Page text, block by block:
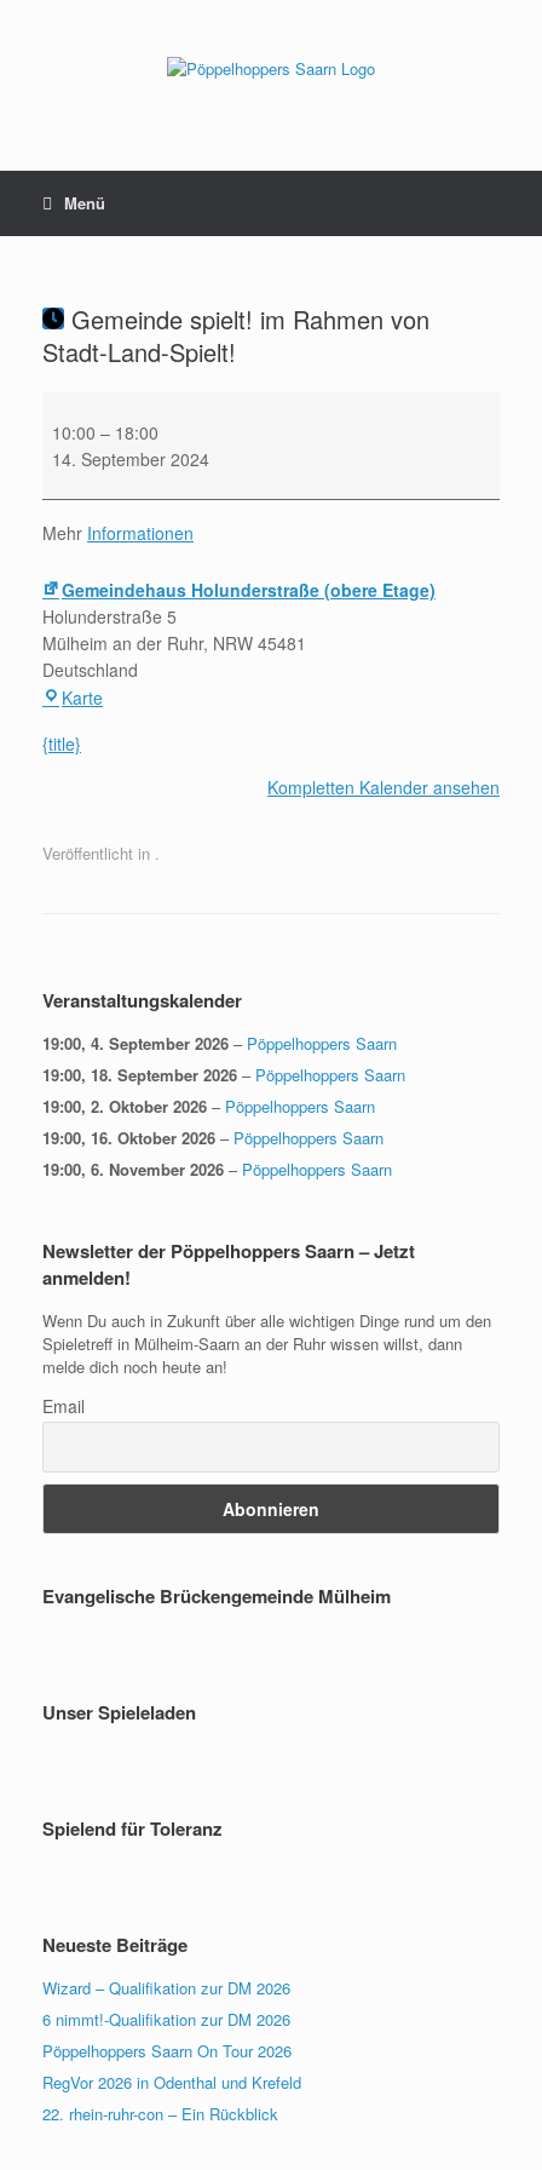
Menü
Gemeinde spielt! im Rahmen von
Stadt-Land-Spielt!
spielt!
im
Stadt-
Spielt!
10:00 – 18:00
14. September 2024
Mehr Informationen
Gemeindehaus Holunderstraße (obere Etage)
Holunderstraße 5
Mülheim an der Ruhr, NRW 45481
Deutschland
KarteGemeindehaus
{title}
Kompletten Kalender ansehen
Veröffentlicht in .
Veranstaltungskalender
19:00, 4. September 2026 – Pöppelhoppers Saarn
19:00, 18. September 2026 – Pöppelhoppers Saarn
19:00, 2. Oktober 2026 – Pöppelhoppers Saarn
19:00, 16. Oktober 2026 – Pöppelhoppers Saarn
19:00, 6. November 2026 – Pöppelhoppers Saarn
Newsletter der Pöppelhoppers Saarn – Jetzt
anmelden!
Wenn Du auch in Zukunft über alle wichtigen Dinge rund um den
Spieletreff in Mülheim-Saarn an der Ruhr wissen willst, dann
melde dich noch heute an!
Email
Evangelische Brückengemeinde Mülheim
Unser Spieleladen
Spielend für Toleranz
Neueste Beiträge
Wizard – Qualifikation zur DM 2026
6 nimmt!-Qualifikation zur DM 2026
Pöppelhoppers Saarn On Tour 2026
RegVor 2026 in Odenthal und Krefeld
22. rhein-ruhr-con – Ein Rückblick